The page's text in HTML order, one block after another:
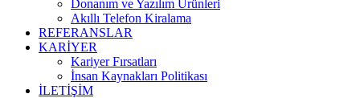
Donanım ve Yazılım Ürünleri
Akıllı Telefon Kiralama
REFERANSLAR
KARİYER
Kariyer Fırsatları
İnsan Kaynakları Politikası
İLETİŞİM